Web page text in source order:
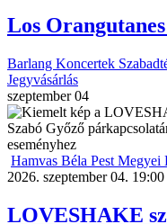
Los
Barlang Koncertek
Jegyvásárlás
szeptember 04
Hamvas Béla Pest Megyei
2026. szeptember 04. 19:00
LOVESHAKE